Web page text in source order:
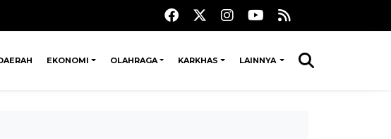
EKONOMI OLAHRAGA KARKHAS LAINNYA